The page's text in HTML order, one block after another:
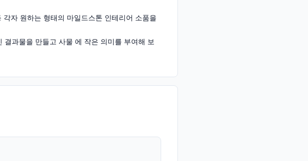
자 원하는 형태의 마일드스톤 인테리어 소품을
과물을 만들고 사물 에 작은 의미를 부여해 보